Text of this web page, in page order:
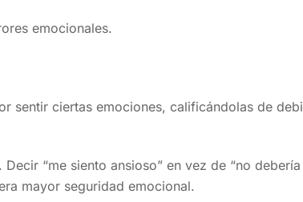
emocionales.
sentir ciertas emociones, calificándolas de
“me siento ansioso” en vez de “no
mayor seguridad emocional.